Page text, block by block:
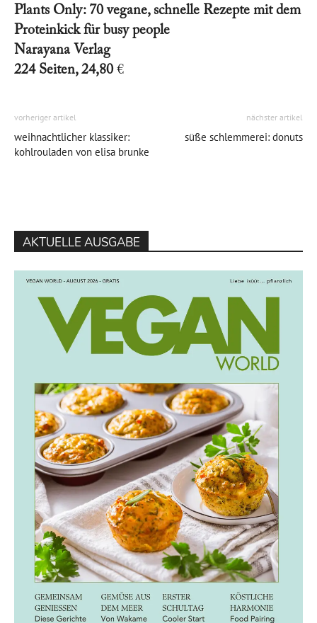
Plants Only: 70 vegane, schnelle Rezepte mit dem
Proteinkick für busy people
Narayana Verlag
224 Seiten, 24,80€
vorheriger artikel
weihnachtlicher klassiker:
kohlrouladen von elisa brunke
nächster artikel
süße schlemmerei: donuts
AKTUELLE AUSGABE